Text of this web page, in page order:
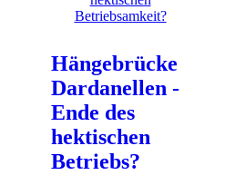
Hängebrücke
Dardanellen -
Ende des
hektischen
Betriebs?